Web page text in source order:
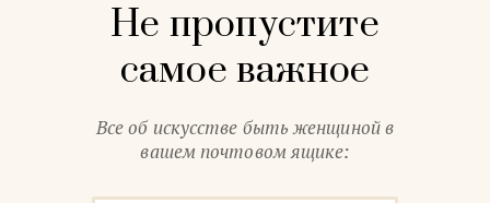
Не пропустите
самое важное
Все об искусстве быть женщиной в
вашем почтовом ящике: